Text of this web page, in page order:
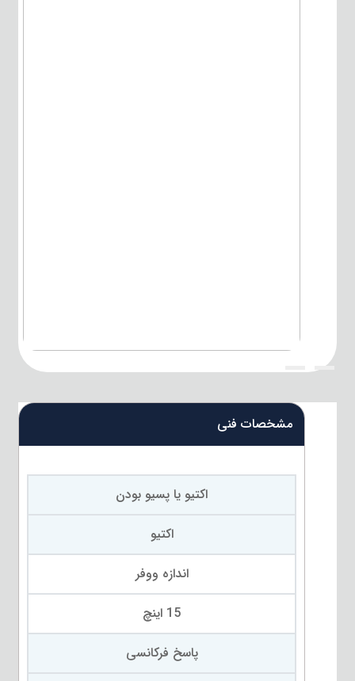
{title}
{title}
مشخصات فنی
اکتیو یا پسیو بودن
اکتیو
اندازه ووفر
15 اینچ
پاسخ فرکانسی